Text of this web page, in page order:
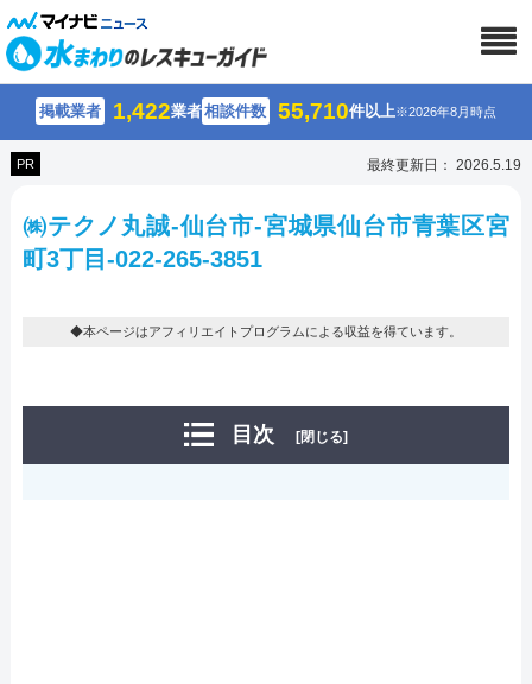
掲載業者 1,422業者相談件数 55,710件以上※2026年8月時点
PR 最終更新日： 2026.5.19
㈱テクノ丸誠-仙台市-宮城県仙台市青葉区宮
町3丁目-022-265-3851
◆本ページはアフィリエイトプログラムによる収益を得ています。
目次 [閉じる]